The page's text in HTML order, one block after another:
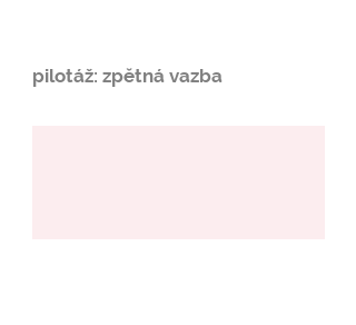
pilotáž: zpětná vazba